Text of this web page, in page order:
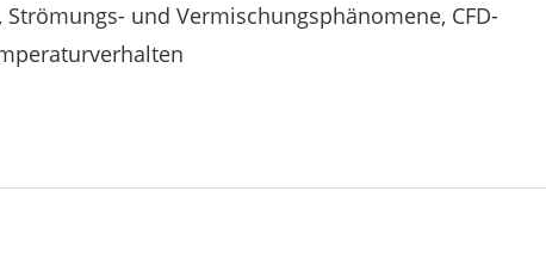
und Vermischungsphänomene, CFD-